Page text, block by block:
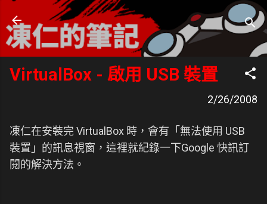
跳到主要內容
凍仁的筆記
- https://note.drx.tw
VirtualBox - 啟用 USB 裝置
2/26/2008
凍仁在安裝完 VirtualBox 時，會有「無法使用 USB
裝置」的訊息視窗，這裡就紀錄一下Google 快訊訂
閱的解決方法。